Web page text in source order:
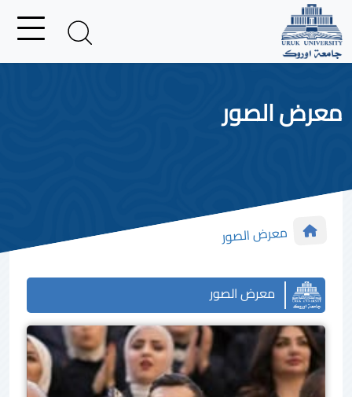
معرض الصور
معرض الصور
معرض الصور